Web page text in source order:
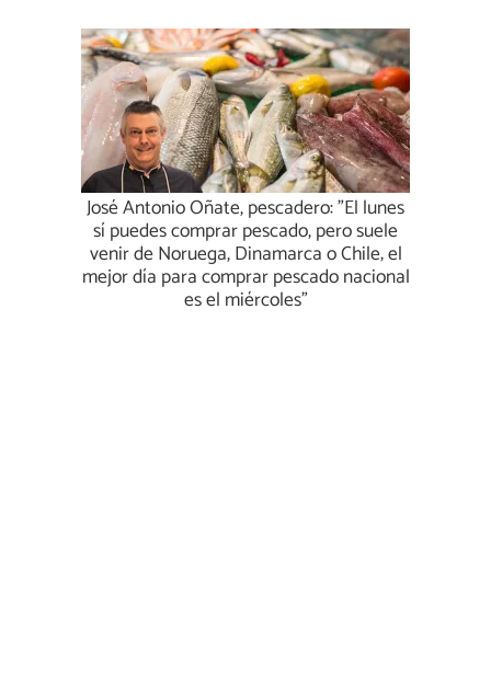
José Antonio Oñate, pescadero: "El lunes
sí puedes comprar pescado, pero suele
venir de Noruega, Dinamarca o Chile; el
mejor día para comprar pescado nacional
es el miércoles"